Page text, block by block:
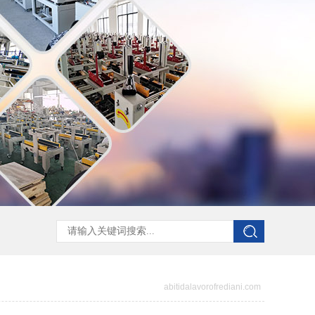
abitidalavorofrediani.com